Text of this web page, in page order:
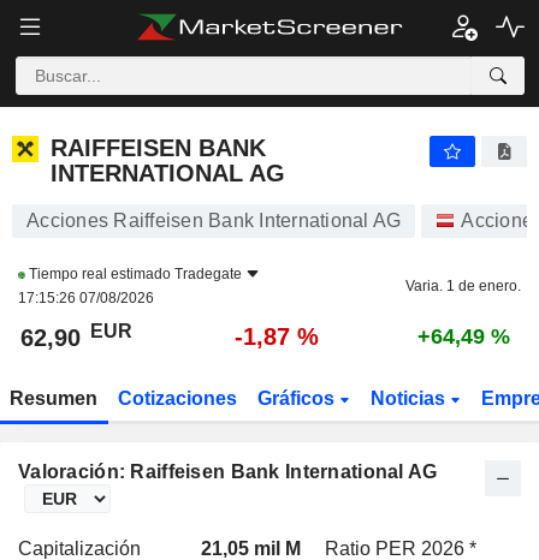
RAIFFEISEN BANK
INTERNATIONAL AG
Acciones Raiffeisen Bank International AG
Tiempo real estimado Tradegate
17:15:26 07/08/2026
Varia. 1 de enero.
62,90 EUR -1,87 % +64,49 %
Resumen Cotizaciones Gráficos Noticias
Valoración: Raiffeisen Bank International AG
Capitalización 21,05 mil M Ratio PER 2026 *